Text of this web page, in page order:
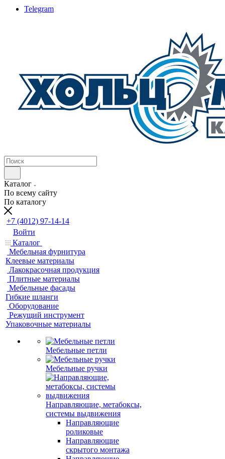
Telegram
Каталог
По всему сайту
По каталогу
+7 (4012) 97-14-14
Войти
Каталог
Мебельная фурнитура
Клеевые материалы
Лакокрасочная продукция
Плитные материалы
Мебельные фасады
Гибкие шланги
Оборудование
Режущий инструмент
Упаковочные материалы
Мебельные петли
Мебельные ручки
Направляющие, метабоксы,
системы выдвижения
Направляющие
роликовые
Направляющие
скрытого монтажа